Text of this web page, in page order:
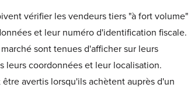
vérifier les vendeurs tiers "à fort volume"
et leur numéro d'identification fiscale.
sont tenues d'afficher sur leurs
leurs coordonnées et leur localisation.
avertis lorsqu'ils achètent auprès d'un